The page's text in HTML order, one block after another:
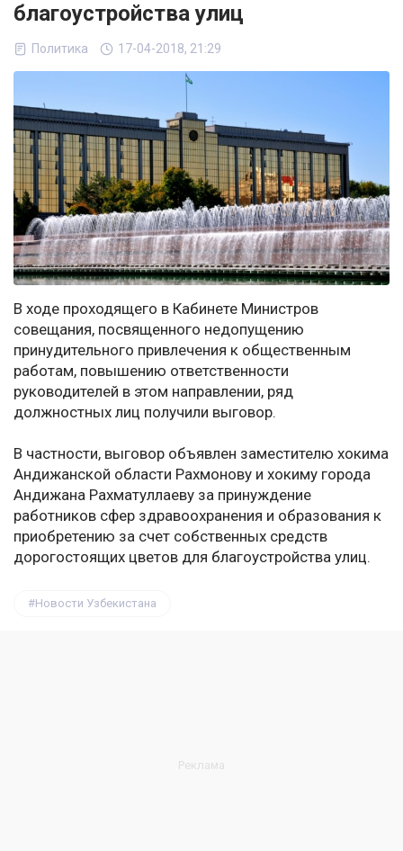
благоустройства улиц
Политика 17-04-2018, 21:29
В ходе проходящего в Кабинете Министров
совещания, посвященного недопущению
принудительного привлечения к общественным
работам, повышению ответственности
руководителей в этом направлении, ряд
должностных лиц получили выговор.
В частности, выговор объявлен заместителю хокима
Андижанской области Рахмонову и хокиму города
Андижана Рахматуллаеву за принуждение
работников сфер здравоохранения и образования к
приобретению за счет собственных средств
дорогостоящих цветов для благоустройства улиц.
Новости Узбекистана